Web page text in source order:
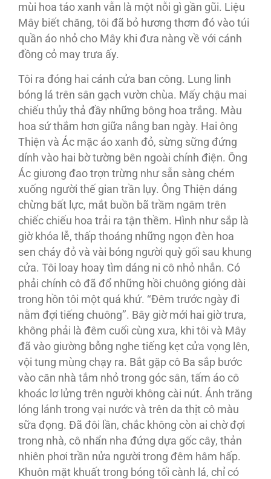
mùi hoa táo xanh vẫn là một nỗi gì gần gũi. Liệu
Mây biết chăng, tôi đã bỏ hương thơm đó vào túi
quần áo nhỏ cho Mây khi đưa nàng về với cánh
đồng cỏ may trưa ấy.
Tôi ra đóng hai cánh cửa ban công. Lung linh
bóng lá trên sân gạch vườn chùa. Mấy chậu mai
chiếu thủy thả đầy những bông hoa trắng. Màu
hoa sứ thắm hơn giữa nắng ban ngày. Hai ông
Thiện và Ác mặc áo xanh đỏ, sừng sững đứng
dính vào hai bờ tường bên ngoài chính điện. Ông
Ác giương đao trợn trừng như sẵn sàng chém
xuống người thế gian trần lụy. Ông Thiện dáng
chừng bất lực, mắt buồn bã trầm ngâm trên
chiếc chiếu hoa trải ra tận thềm. Hình như sắp là
giờ khóa lễ, thấp thoáng những ngọn đèn hoa
sen cháy đỏ và vài bóng người quỳ gối sau khung
cửa. Tôi loay hoay tìm dáng ni cô nhỏ nhắn. Có
phải chính cô đã đổ những hồi chuông gióng dài
trong hồn tôi một quá khứ. ‘‘Đêm trước ngày đi
nằm đợi tiếng chuông’’. Bây giờ mới hai giờ trưa,
không phải là đêm cuối cùng xưa, khi tôi và Mây
đã vào giường bỗng nghe tiếng kẹt cửa vọng lên,
vội tung mùng chạy ra. Bắt gặp cô Ba sắp bước
vào căn nhà tắm nhỏ trong góc sân, tấm áo cô
khoác lơ lửng trên người không cài nút. Ánh trăng
lóng lánh trong vại nước và trên da thịt cô màu
sữa đọng. Đã đôi lần, chắc không còn ai chờ đợi
trong nhà, cô nhẩn nha đứng dựa gốc cây, thản
nhiên phơi trần nửa người trong đêm hâm hấp.
Khuôn mặt khuất trong bóng tối cành lá, chỉ có